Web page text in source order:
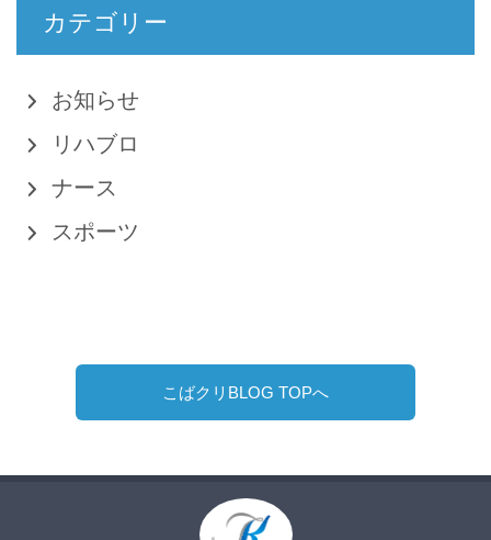
カテゴリー
お知らせ
リハブロ
ナース
スポーツ
こばクリBLOG TOPへ